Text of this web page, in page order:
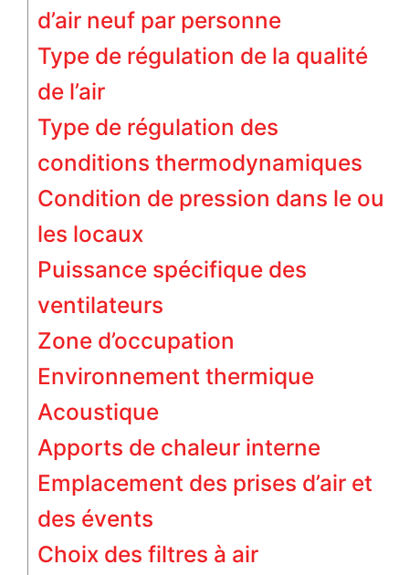
d’air neuf par personne
Type de régulation de la qualité
de l’air
Type de régulation des
conditions thermodynamiques
Condition de pression dans le ou
les locaux
Puissance spécifique des
ventilateurs
Zone d’occupation
Environnement thermique
Acoustique
Apports de chaleur interne
Emplacement des prises d’air et
des évents
Choix des filtres à air